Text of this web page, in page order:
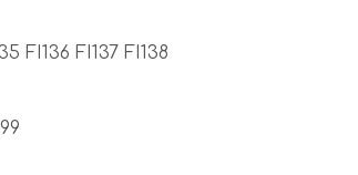
FI136 FI137 FI138